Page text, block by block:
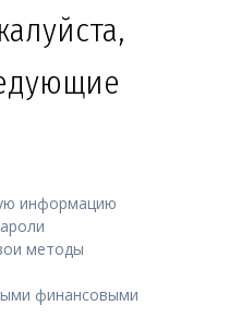
информацию
методы
финансовыми